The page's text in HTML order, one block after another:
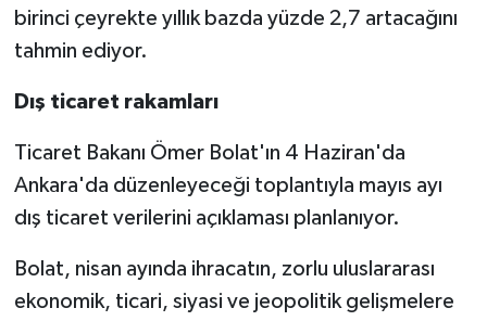
birinci çeyrekte yıllık bazda yüzde 2,7 artacağını
tahmin ediyor.
Dış ticaret rakamları
Ticaret Bakanı Ömer Bolat'ın 4 Haziran'da
Ankara'da düzenleyeceği toplantıyla mayıs ayı
dış ticaret verilerini açıklaması planlanıyor.
Bolat, nisan ayında ihracatın, zorlu uluslararası
ekonomik, ticari, siyasi ve jeopolitik gelişmelere